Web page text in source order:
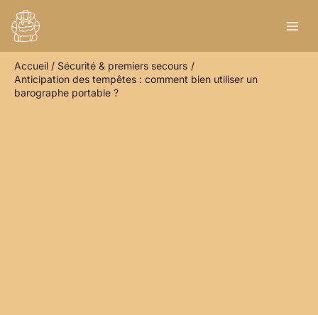
contenu
Accueil
Sécurité & premiers secours
Anticipation des tempêtes : comment bien utiliser un
barographe portable ?
e
h
e